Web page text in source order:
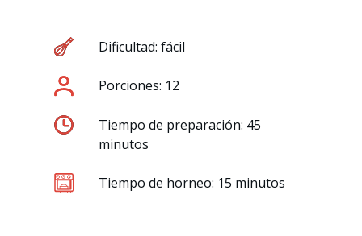
Dificultad: fácil
Porciones: 12
Tiempo de preparación: 45
minutos
Tiempo de horneo: 15 minutos